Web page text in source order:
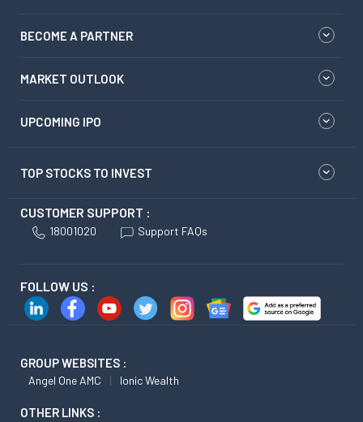
BECOME A PARTNER
MARKET OUTLOOK
UPCOMING IPO
TOP STOCKS TO INVEST
CUSTOMER SUPPORT :
18001020 Support FAQs
FOLLOW US :
GROUP WEBSITES :
Angel One AMC Ionic Wealth
OTHER LINKS :